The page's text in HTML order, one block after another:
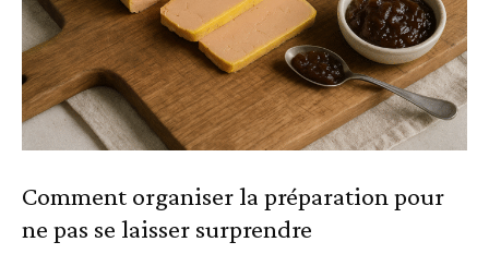
Comment organiser la préparation pour
ne pas se laisser surprendre